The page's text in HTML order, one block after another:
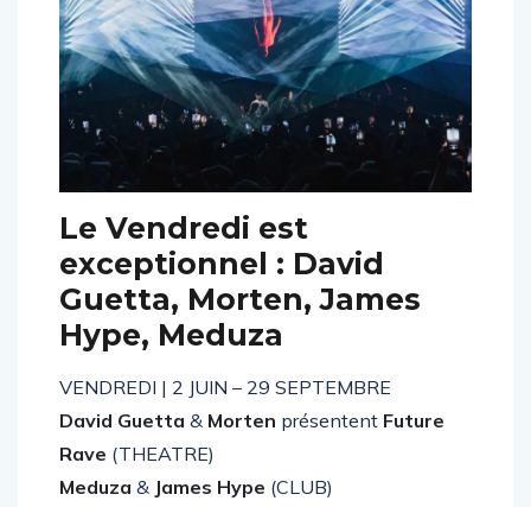
Le Vendredi est
exceptionnel : David
Guetta, Morten, James
Hype, Meduza
VENDREDI | 2 JUIN – 29 SEPTEMBRE
David Guetta & Morten présentent Future
Rave (THEATRE)
Meduza & James Hype (CLUB)